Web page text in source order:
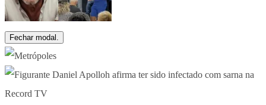
Fechar modal.